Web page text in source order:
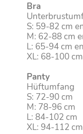
Bra
S: 59-82 cm
M: 62-88 cm
L: 65-94 cm
XL: 68-100 cm
Panty
Hüftumfang
S: 72-90 cm
M: 78-96 cm
L: 84-102 cm
XL: 94-112 cm